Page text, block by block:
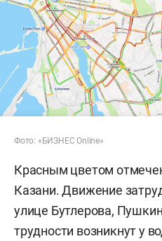
Фото: «БИЗНЕС Online»
Красным цветом
Казани. Движение
улице Бутлерова,
трудности возникнут у